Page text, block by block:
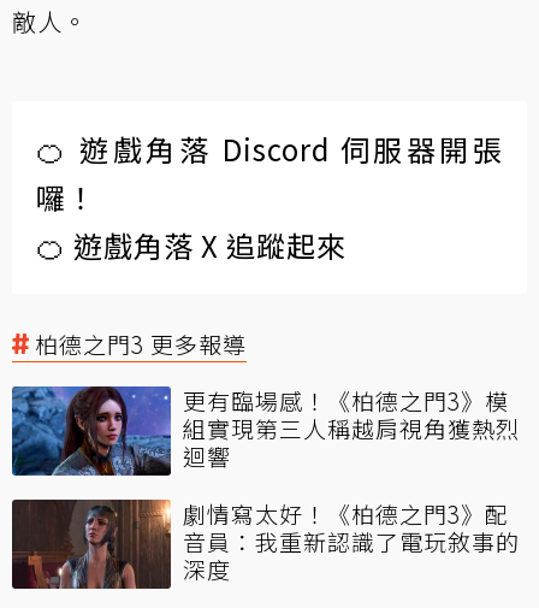
敵人。
🍊 遊戲角落 Discord 伺服器開張
囉！
🍊 遊戲角落 X 追蹤起來
柏德之門3 更多報導
更有臨場感！《柏德之門3》模
組實現第三人稱越肩視角獲熱烈
迴響
劇情寫太好！《柏德之門3》配
音員：我重新認識了電玩敘事的
深度